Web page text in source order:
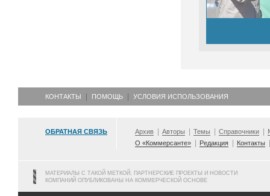
КОНТАКТЫ ПОМОЩЬ УСЛОВИЯ ИСПОЛЬЗОВАНИЯ
ОБРАТНАЯ СВЯЗЬ Архив Авторы Темы Справочники
О «Коммерсанте»
Редакция Контакты
МАТЕРИАЛЫ С ТАКОЙ МЕТКОЙ, ПАРТНЕРСКИЕ ПРОЕКТЫ И НОВОСТИ
КОМПАНИЙ ОПУБЛИКОВАНЫ НА КОММЕРЧЕСКОЙ ОСНОВЕ